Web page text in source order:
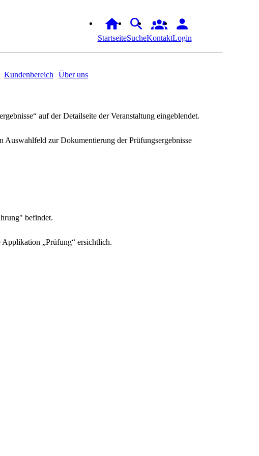
StartseiteSucheKontaktLogin
Kundenbereich Über uns
auf der Detailseite der Veranstaltung eingeblendet.
Auswahlfeld zur Dokumentierung der Prüfungsergebnisse
befindet.
Applikation „Prüfung“ ersichtlich.